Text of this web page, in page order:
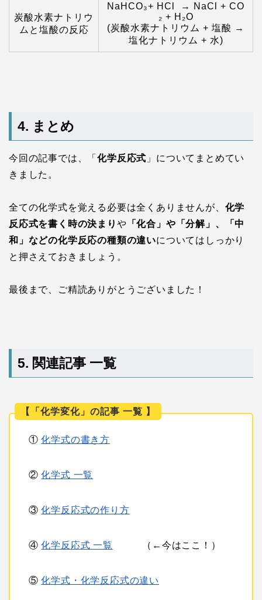
炭酸水素ナトリウ
ムと塩酸の反応
NaHCO₃+ HCl → NaCl + CO
₂ + H₂O
(炭酸水素ナトリウム + 塩酸 →
塩化ナトリウム + 水)
4. まとめ
今回の記事では、「化学反応式 」についてまとめてい
きました。
全ての化学式を覚える必要は全くありませんが、 化学
反応式を書く時の決まり や 「化合」や「分解」、「中
和」などの化学反応の種類の違いについてはしっかり
と押さえておきましょう。
最後まで、ご精読ありがとうございました！
5. 関連記事 一覧
【「化学変化」の記事 一覧 】
①化学式の書き方
②化学式 一覧
③化学反応式の作り方
④化学反応式 一覧 （←今はここ！）
⑤化学式・化学反応式の違い